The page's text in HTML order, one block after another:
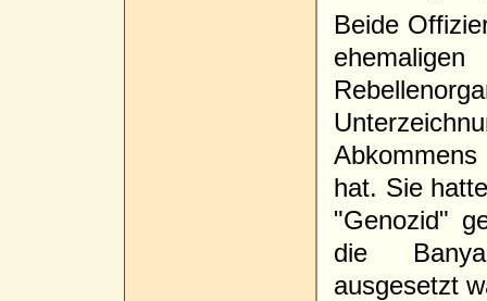
Beide
hat. Sie
"Genozid"
die
ausgesetzt